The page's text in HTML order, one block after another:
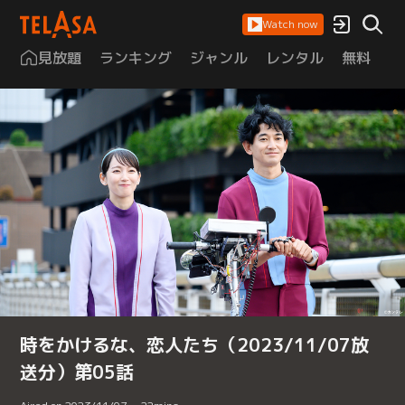
Watch now
見放題 ランキング ジャンル レンタル 無料
時をかけるな、恋人たち（2023/11/07放
送分）第05話